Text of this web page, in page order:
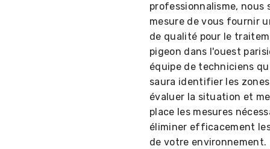
professionnalisme, nous
mesure de vous fournir
de qualité pour le
pigeon dans l'ouest
équipe de techniciens
saura identifier les
évaluer la situation et
place les mesures
éliminer efficacement
de votre environnement.